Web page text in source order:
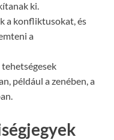
ki.
a konfliktusokat, és
a
például a zenében, a